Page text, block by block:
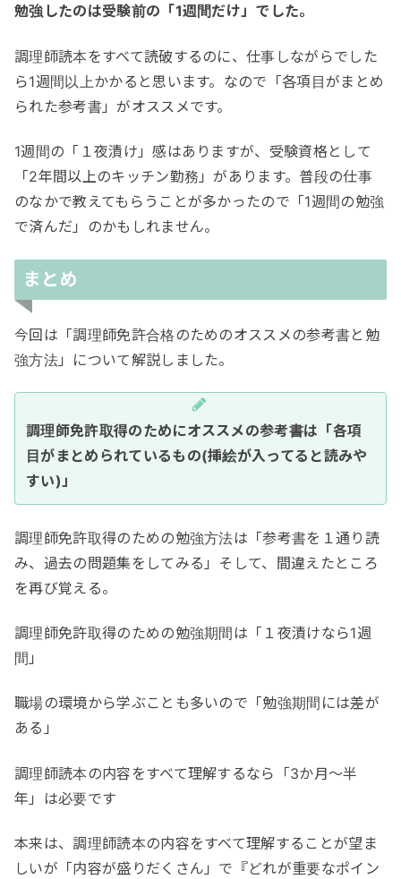
勉強したのは受験前の「1週間だけ」でした。
調理師読本をすべて読破するのに、仕事しながらでした
ら1週間以上かかると思います。なので「各項目がまとめ
られた参考書」がオススメです。
1週間の「１夜漬け」感はありますが、受験資格として
「2年間以上のキッチン勤務」があります。普段の仕事
のなかで教えてもらうことが多かったので「1週間の勉強
で済んだ」のかもしれません。
まとめ
今回は「調理師免許合格のためのオススメの参考書と勉
強方法」について解説しました。
調理師免許取得のためにオススメの参考書は「各項
目がまとめられているもの(挿絵が入ってると読みや
すい)」
調理師免許取得のための勉強方法は「参考書を１通り読
み、過去の問題集をしてみる」そして、間違えたところ
を再び覚える。
調理師免許取得のための勉強期間は「１夜漬けなら1週
間」
職場の環境から学ぶことも多いので「勉強期間には差が
ある」
調理師読本の内容をすべて理解するなら「3か月～半
年」は必要です
本来は、調理師読本の内容をすべて理解することが望ま
しいが「内容が盛りだくさん」で『どれが重要なポイン